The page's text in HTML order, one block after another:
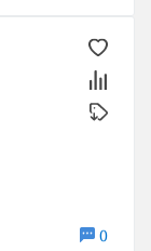
0